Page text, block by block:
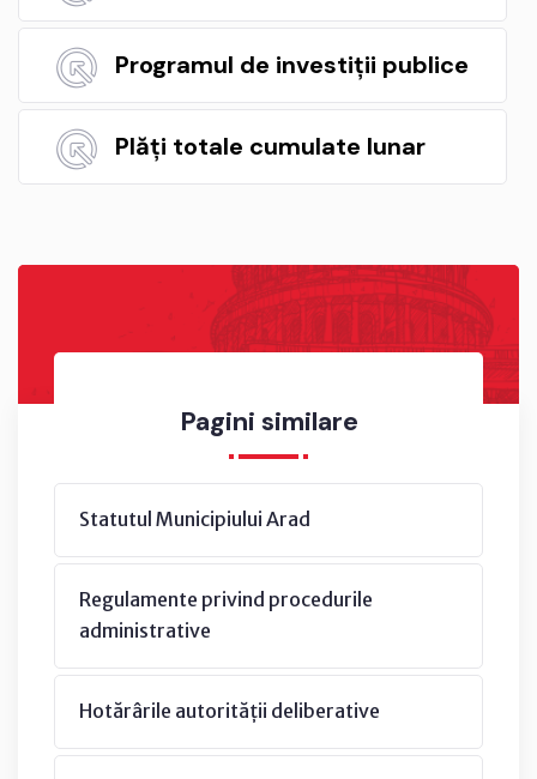
Pagini similare
Statutul Municipiului Arad
Regulamente privind procedurile
administrative
Hotărârile autorității deliberative
Programul de investiții publice
Plăți totale cumulate lunar